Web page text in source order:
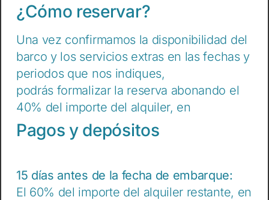
¿Cómo reservar?
Una vez confirmamos la disponibilidad del
barco y los servicios extras en las fechas y
periodos que nos indiques,
podrás formalizar la reserva abonando el
40% del importe del alquiler, en
Pagos y depósitos
15 días antes de la fecha de embarque:
El 60% del importe del alquiler restante, en